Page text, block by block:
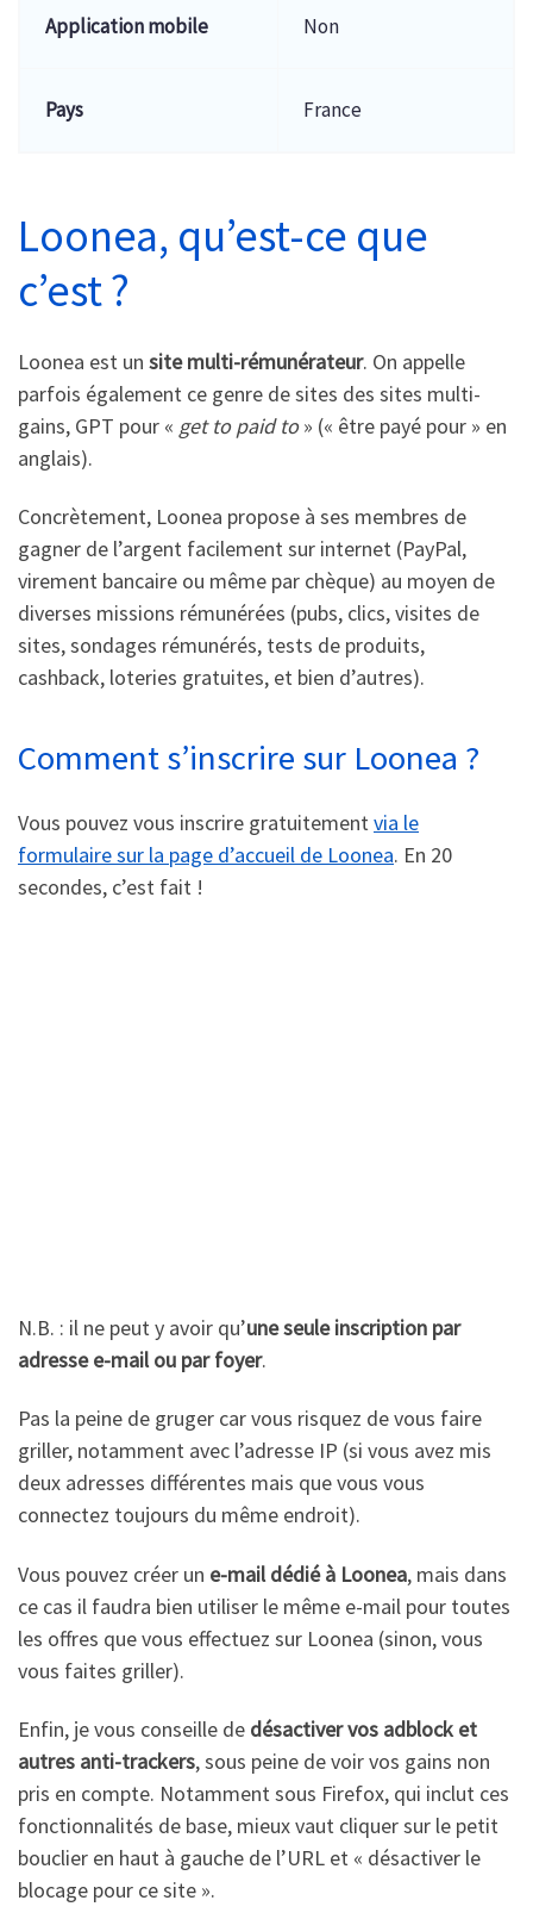
Application mobile Non
Pays France
Loonea, qu’est-ce que
c’est ?
Loonea est un site multi-rémunérateur. On appelle
parfois également ce genre de sites des sites multi-
gains, GPT pour « get to paid to» (« être payé pour » en
anglais).
Concrètement, Loonea propose à ses membres de
gagner de l’argent facilement sur internet (PayPal,
virement bancaire ou même par chèque) au moyen de
diverses missions rémunérées (pubs, clics, visites de
sites, sondages rémunérés, tests de produits,
cashback, loteries gratuites, et bien d’autres).
Comment s’inscrire sur Loonea ?
Vous pouvez vous inscrire gratuitementvia le
formulaire sur la page d’accueil de Loonea. En 20
secondes, c’est fait !
N.B. : il ne peut y avoir qu’une seule inscription par
adresse e-mail ou par foyer.
Pas la peine de gruger car vous risquez de vous faire
griller, notamment avec l’adresse IP (si vous avez mis
deux adresses différentes mais que vous vous
connectez toujours du même endroit).
Vous pouvez créer un e-mail dédié à Loonea, mais dans
ce cas il faudra bien utiliser le même e-mail pour toutes
les offres que vous effectuez sur Loonea (sinon, vous
vous faites griller).
Enfin, je vous conseille de désactiver vos adblock et
autres anti-trackers, sous peine de voir vos gains non
pris en compte. Notamment sous Firefox, qui inclut ces
fonctionnalités de base, mieux vaut cliquer sur le petit
bouclier en haut à gauche de l’URL et « désactiver le
blocage pour ce site ».